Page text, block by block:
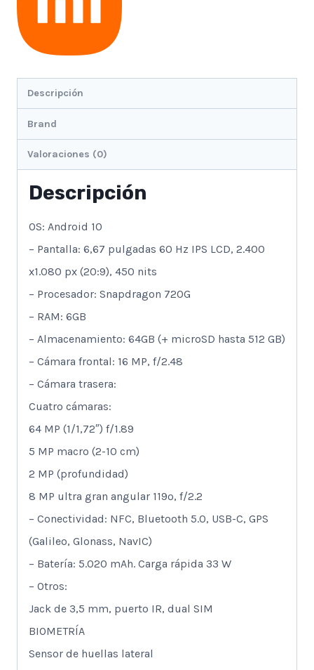
Descripción
Brand
Valoraciones (0)
Descripción
OS: Android 10
– Pantalla: 6,67 pulgadas 60 Hz IPS LCD, 2.400
x1.080 px (20:9), 450 nits
– Procesador: Snapdragon 720G
– RAM: 6GB
– Almacenamiento: 64GB (+ microSD hasta 512 GB)
– Cámara frontal: 16 MP, f/2.48
– Cámara trasera:
Cuatro cámaras:
64 MP (1/1,72″) f/1.89
5 MP macro (2-10 cm)
2 MP (profundidad)
8 MP ultra gran angular 119º, f/2.2
– Conectividad: NFC, Bluetooth 5.0, USB-C, GPS
(Galileo, Glonass, NavIC)
– Batería: 5.020 mAh. Carga rápida 33 W
– Otros:
Jack de 3,5 mm, puerto IR, dual SIM
BIOMETRÍA
Sensor de huellas lateral